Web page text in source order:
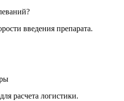
введения препарата.
расчета логистики.